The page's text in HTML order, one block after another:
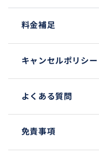
料金補足
キャンセルポリシー
よくある質問
免責事項